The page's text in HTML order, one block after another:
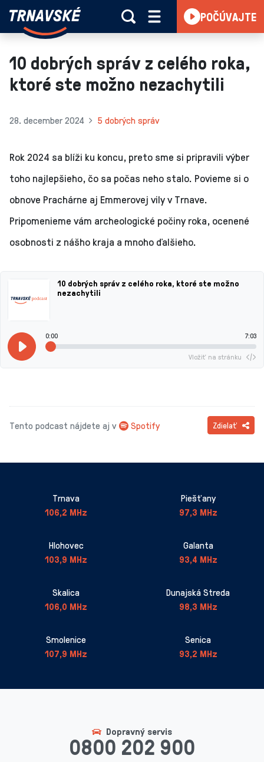
Skočiť na obsah
Trnavské
Vieme,
čo
sa
kraji
POČÚVAJTE
10 dobrých správ z celého roka,
ktoré ste možno nezachytili
28. december 2024 5 dobrých správ
Rok 2024 sa blíži ku koncu, preto sme si pripravili výber
toho najlepšieho, čo sa počas neho stalo. Povieme si o
obnove Prachárne aj Emmerovej vily v Trnave.
Pripomenieme vám archeologické počiny roka, ocenené
osobnosti z nášho kraja a mnoho ďalšieho.
10 dobrých správ z celého roka, ktoré ste možno
nezachytili
0:00 7:03
Vložiť na stránku
Tento podcast nájdete aj v Spotify Zdielať
Trnava
106,2 MHz
Piešťany
97,3 MHz
Hlohovec
103,9 MHz
Galanta
93,4 MHz
Skalica
106,0 MHz
Dunajská Streda
98,3 MHz
Smolenice
107,9 MHz
Senica
93,2 MHz
Dopravný servis
0800 202 900